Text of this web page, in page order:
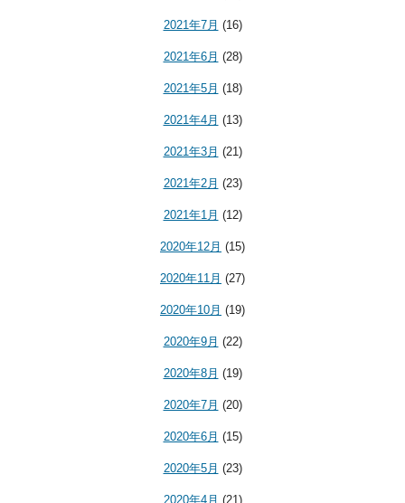
2021年7月 (16)
2021年6月 (28)
2021年5月 (18)
2021年4月 (13)
2021年3月 (21)
2021年2月 (23)
2021年1月 (12)
2020年12月 (15)
2020年11月 (27)
2020年10月 (19)
2020年9月 (22)
2020年8月 (19)
2020年7月 (20)
2020年6月 (15)
2020年5月 (23)
2020年4月 (21)